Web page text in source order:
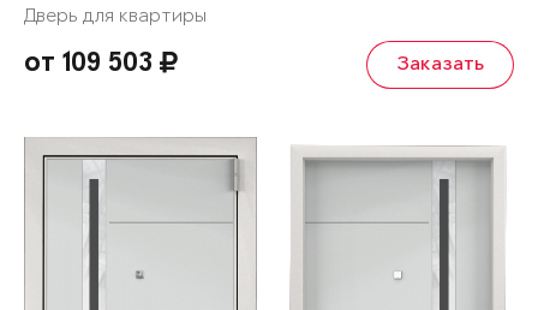
Дверь для квартиры
от 109 503 Заказать